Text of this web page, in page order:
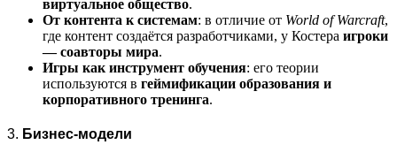
виртуальное общество.
От контента к системам: в отличие от World of Warcraft,
где контент создаётся разработчиками, у Костера игроки
— соавторы мира.
Игры как инструмент обучения: его теории
используются в геймификации образования и
корпоративного тренинга.
3. Бизнес-модели